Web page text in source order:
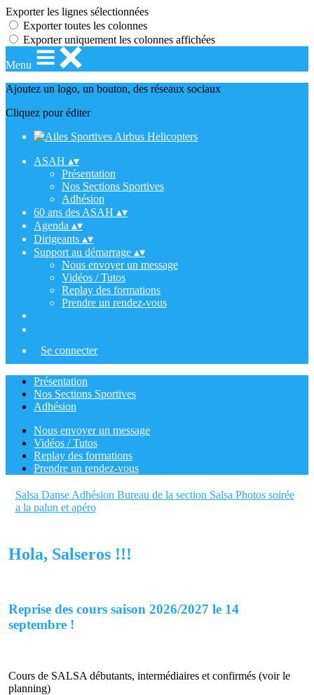
Exporter les lignes sélectionnées
Exporter toutes les colonnes
Exporter uniquement les colonnes affichées
Menu
Ajoutez un logo, un bouton, des réseaux sociaux
Cliquez pour éditer
ASAH ▴▾
Présentation
Nos Sections Sportives
Adhésion
60 ans des ASAH ▴▾
Agenda ▴▾
Dirigeants ▴▾
Support au démarrage ▴▾
Nous envoyer un message
Vidéos / Tutos
Replay des formations
Prendre un rendez-vous
Se connecter
Présentation
Nos Sections Sportives
Adhésion
Nous envoyer un message
Vidéos / Tutos
Replay des formations
Prendre un rendez-vous
Salsa Danse Adhésion Bureau de la section Salsa Photos soirée
a la palun et apéro
Hola, Salseros !!!
Reprise des cours saison 2026/2027 le 14
septembre !
Cours de SALSA débutants, intermédiaires et confirmés (voir le
planning)